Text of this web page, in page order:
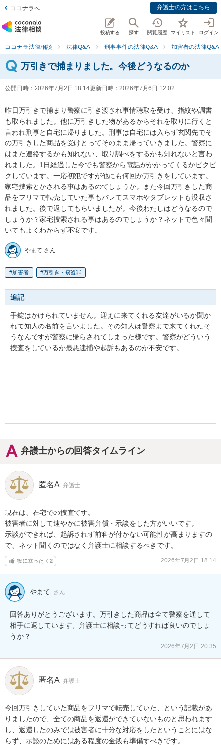
ココナラへ 弁護士の方はこちら
投稿する 探す 閲覧履歴 マイリスト ログイン
ココナラ法律相談 法律Q&A 刑事事件の法律Q&A 加害者の法律Q&A
万引きで捕まりました。今後どうなるのか
公開日時： 2026年7月2日 18:14更新日時： 2026年7月6日 12:02
昨日万引きで捕まり警察に引き渡され事情聴取を受け、指紋や調書
も取られました。他に万引きした物があるからそれを取りに行くと
言われ刑事と自宅に帰りました。刑事は自宅には入らず玄関先でそ
の万引きした商品を受けとってそのまま帰っていきました。警察に
はまた連絡するかも知れない、取り調べをするかも知れないと言わ
れました。1日経過した今でも警察から電話がかかってくるかビクビ
クしています。一応初犯ですが他にも何回か万引きをしています。
家宅捜索とかされる事はあるのでしょうか。また今回万引きした商
品をフリマで転売していた事もバレてスマホやタブレットも没収さ
れました。後で返してもらいましたが。今後わたしはどうなるので
しょうか？家宅捜索される事はあるのでしょうか？ネットで色々聞
いてもよくわからず不安です。
やまて さん
加害者 万引き・窃盗罪
追記
手錠はかけられていません。迎えに来てくれる友達がいるか聞か
れて知人の名前を言いました。その知人は警察まで来てくれたそ
うなんですが警察に帰らされてしまった様です。警察がどういう
捜査をしているか最悪逮捕や起訴もあるのか不安です。
弁護士からの回答タイムライン
匿名A 弁護士
現在は、在宅での捜査です。
被害者に対して速やかに被害弁償・示談をした方がいいです。
示談ができれば、起訴されず前科が付かない可能性が高まりますの
で、ネット聞くのではなく弁護士に相談するべきです。
役に立った 2 2026年7月2日 18:14
やまて さん
回答ありがとうございます。万引きした商品は全て警察を通して
相手に返しています。弁護士に相談ってどうすれば良いのでしょ
うか？
2026年7月2日 20:35
匿名A 弁護士
今回万引きしていた商品をフリマで転売していた、という記載があ
りましたので、全ての商品を返還ができていないものと思われます
し、返還したのみでは被害者に十分な対応をしたということにはな
らず、示談のためにはある程度の金銭も準備すべきです。